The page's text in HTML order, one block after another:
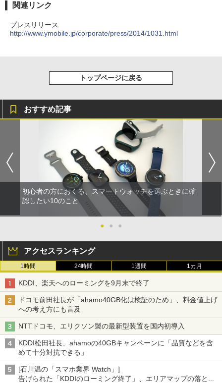
関連リンク
プレスリリース
http://www.ymobile.jp/corporate/press/2014/1031.html
トップページに戻る
おすすめ記事
初心者の方におくる、スマートウォッチを選ぶときに確
認したい10のこと
● ● ●
アクセスランキング
1時間 24時間 1週間 1カ月
KDDI、楽天へのローミングを9月末で終了
ドコモ前田社長が「ahamo40GB化は検証のため」、料金値上げ
への考え方にも言及
NTTドコモ、エリクソン製の最新型装置を国内初導入
KDDI松田社長、ahamoの40GBキャンペーンに「品質などを含
めて十分対抗できる」
[石川温の「スマホ業界 Watch」]
告げられた「KDDIのローミング終了」、エリアマップの落とし